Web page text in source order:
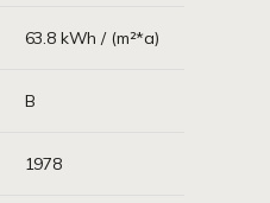
63.8 kWh / (m²*a)
B
1978